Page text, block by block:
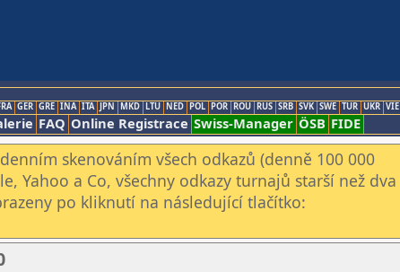
GER GRE INA ITA JPN MKD LTU NED POL POR ROU RUS SRB SVK SWE TUR UKR VIE
FAQ Online Registrace Swiss-Manager ÖSB FIDE
skenováním všech odkazů (denně 100 000
Yahoo a Co, všechny odkazy turnajů starší než dva
po kliknutí na následující tlačítko: